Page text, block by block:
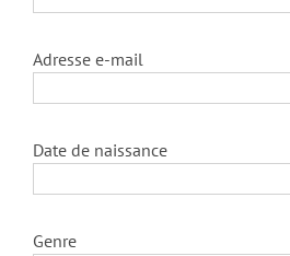
Adresse e-mail
Date de naissance
Genre